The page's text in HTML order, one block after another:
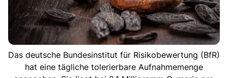
Das deutsche Bundesinstitut für Risikobewertung (BfR)
hat eine tägliche tolerierbare Aufnahmemenge